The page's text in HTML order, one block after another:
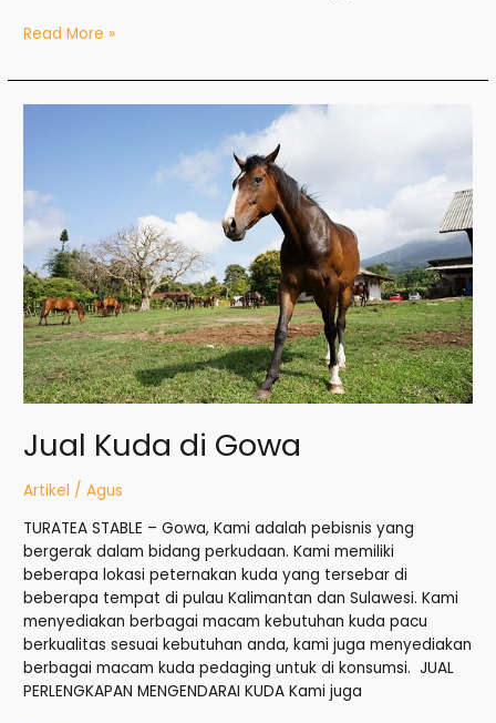
Read More »
Jual Kuda di Gowa
Artikel /Agus
TURATEA STABLE – Gowa, Kami adalah pebisnis yang
bergerak dalam bidang perkudaan. Kami memiliki
beberapa lokasi peternakan kuda yang tersebar di
beberapa tempat di pulau Kalimantan dan Sulawesi. Kami
menyediakan berbagai macam kebutuhan kuda pacu
berkualitas sesuai kebutuhan anda, kami juga menyediakan
berbagai macam kuda pedaging untuk di konsumsi. JUAL
PERLENGKAPAN MENGENDARAI KUDA Kami juga